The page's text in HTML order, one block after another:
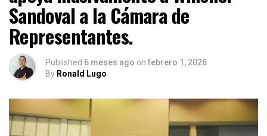
Sandoval a la Cámara de
Representantes.
Published 6 meses ago on febrero 1, 2026
By Ronald Lugo